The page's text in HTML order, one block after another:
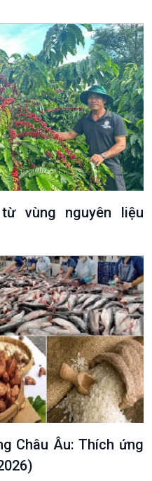
Multimedia
Ảnh
Video
Infographic
E-Magazine
vùng nguyên liệu
Châu Âu: Thích ứng